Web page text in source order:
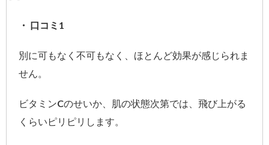
・ 口コミ1
別に可もなく不可もなく、ほとんど効果が感じられま
せん。
ビタミンCのせいか、肌の状態次第では、飛び上がる
くらいピリピリします。